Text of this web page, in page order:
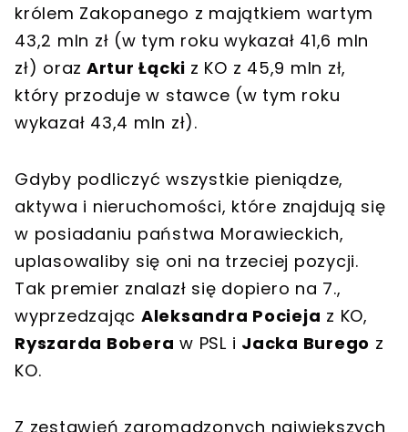
królem Zakopanego z majątkiem wartym
43,2 mln zł (w tym roku wykazał 41,6 mln
zł) oraz Artur Łącki z KO z 45,9 mln zł,
który przoduje w stawce (w tym roku
wykazał 43,4 mln zł).
Gdyby podliczyć wszystkie pieniądze,
aktywa i nieruchomości, które znajdują się
w posiadaniu państwa Morawieckich,
uplasowaliby się oni na trzeciej pozycji.
Tak premier znalazł się dopiero na 7.,
wyprzedzając Aleksandra Pocieja z KO,
Ryszarda Bobera w PSL i Jacka Burego z
KO.
Z zestawień zgromadzonych największych